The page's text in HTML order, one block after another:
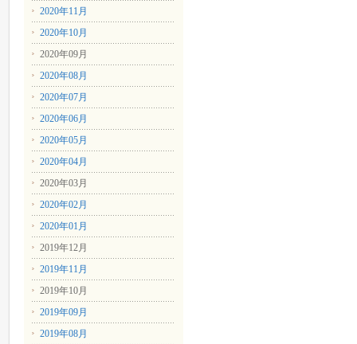
2020年11月
2020年10月
2020年09月
2020年08月
2020年07月
2020年06月
2020年05月
2020年04月
2020年03月
2020年02月
2020年01月
2019年12月
2019年11月
2019年10月
2019年09月
2019年08月